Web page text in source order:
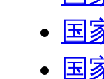
国
国